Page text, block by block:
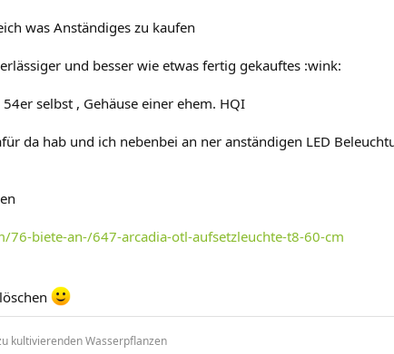
was Anständiges zu kaufen
und besser wie etwas fertig gekauftes :wink:
selbst , Gehäuse einer ehem. HQI
da hab und ich nebenbei an ner anständigen LED
biete-an-/647-arcadia-otl-aufsetzleuchte-t8-60-cm
kultivierenden Wasserpflanzen